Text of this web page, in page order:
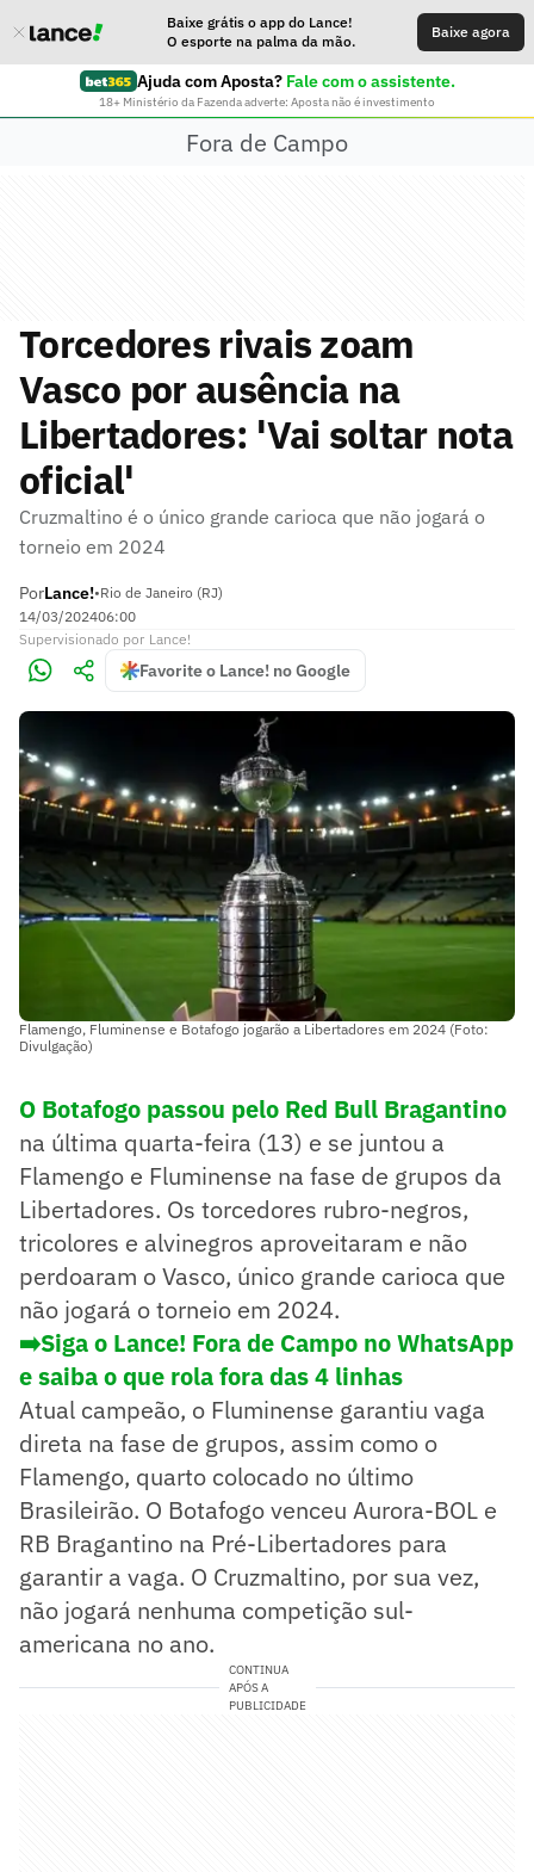
Baixe grátis o app do Lance!
O esporte na palma da mão.
Baixe agora
Ajuda com Aposta? Fale com o assistente.
18+ Ministério da Fazenda adverte: Aposta não é investimento
Fora de Campo
Torcedores rivais zoam
Vasco por ausência na
Libertadores: 'Vai soltar nota
oficial'
Cruzmaltino é o único grande carioca que não jogará o
torneio em 2024
PorLance!•Rio de Janeiro (RJ)
14/03/202406:00
Supervisionado por Lance!
Favorite o Lance! no Google
Flamengo, Fluminense e Botafogo jogarão a Libertadores em 2024 (Foto:
Divulgação)
O Botafogo passou pelo Red Bull Bragantino
na última quarta-feira (13) e se juntou a
Flamengo e Fluminense na fase de grupos da
Libertadores. Os torcedores rubro-negros,
tricolores e alvinegros aproveitaram e não
perdoaram o Vasco, único grande carioca que
não jogará o torneio em 2024.
➡️Siga o Lance! Fora de Campo no WhatsApp
e saiba o que rola fora das 4 linhas
Atual campeão, o Fluminense garantiu vaga
direta na fase de grupos, assim como o
Flamengo, quarto colocado no último
Brasileirão. O Botafogo venceu Aurora-BOL e
RB Bragantino na Pré-Libertadores para
garantir a vaga. O Cruzmaltino, por sua vez,
não jogará nenhuma competição sul-
americana no ano.
CONTINUA
APÓS A
PUBLICIDADE